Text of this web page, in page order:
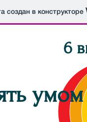
создан в конструкторе
6